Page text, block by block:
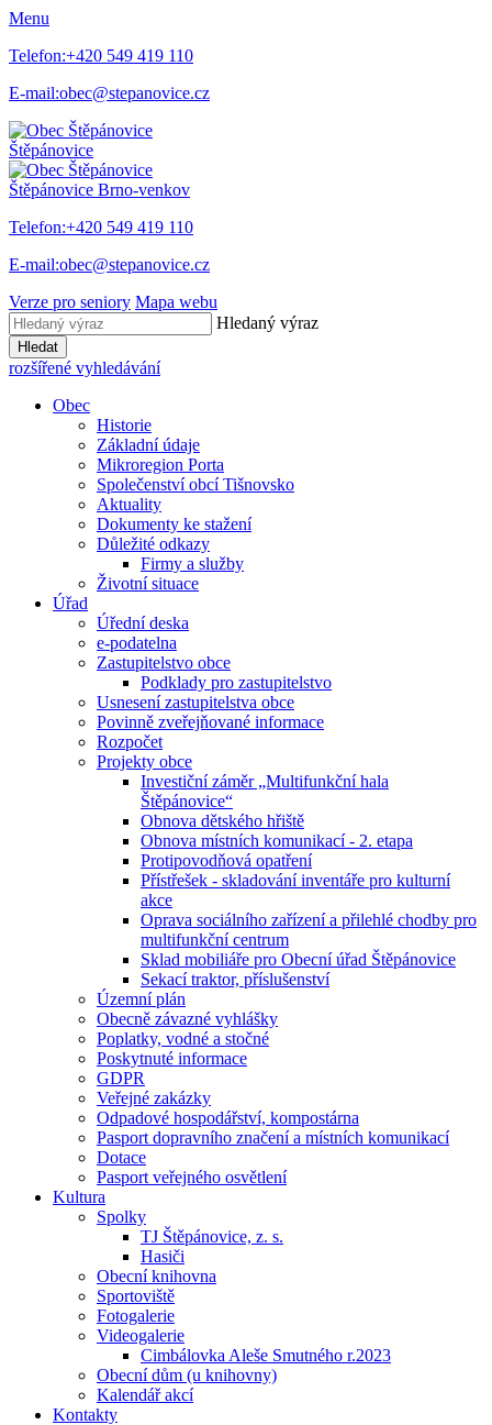
Menu
Telefon:+420 549 419 110
E-mail:obec@stepanovice.cz
Štěpánovice
Štěpánovice Brno-venkov
Telefon:+420 549 419 110
E-mail:obec@stepanovice.cz
Verze pro seniory Mapa webu
Hledaný výraz
Hledat
rozšířené vyhledávání
Obec
Historie
Základní údaje
Mikroregion Porta
Společenství obcí Tišnovsko
Aktuality
Dokumenty ke stažení
Důležité odkazy
Firmy a služby
Životní situace
Úřad
Úřední deska
e-podatelna
Zastupitelstvo obce
Podklady pro zastupitelstvo
Usnesení zastupitelstva obce
Povinně zveřejňované informace
Rozpočet
Projekty obce
Investiční záměr „Multifunkční hala
Štěpánovice“
Obnova dětského hřiště
Obnova místních komunikací - 2. etapa
Protipovodňová opatření
Přístřešek - skladování inventáře pro kulturní
akce
Oprava sociálního zařízení a přilehlé chodby pro
multifunkční centrum
Sklad mobiliáře pro Obecní úřad Štěpánovice
Sekací traktor, příslušenství
Územní plán
Obecně závazné vyhlášky
Poplatky, vodné a stočné
Poskytnuté informace
GDPR
Veřejné zakázky
Odpadové hospodářství, kompostárna
Pasport dopravního značení a místních komunikací
Dotace
Pasport veřejného osvětlení
Kultura
Spolky
TJ Štěpánovice, z. s.
Hasiči
Obecní knihovna
Sportoviště
Fotogalerie
Videogalerie
Cimbálovka Aleše Smutného r.2023
Obecní dům (u knihovny)
Kalendář akcí
Kontakty